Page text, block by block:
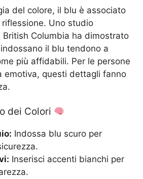
del colore, il blu è associato
Uno studio
British Columbia ha dimostrato
il blu tendono a
più affidabili. Per le persone
emotiva, questi dettagli fanno
dei Colori
Indossa blu scuro per
Inserisci accenti bianchi per